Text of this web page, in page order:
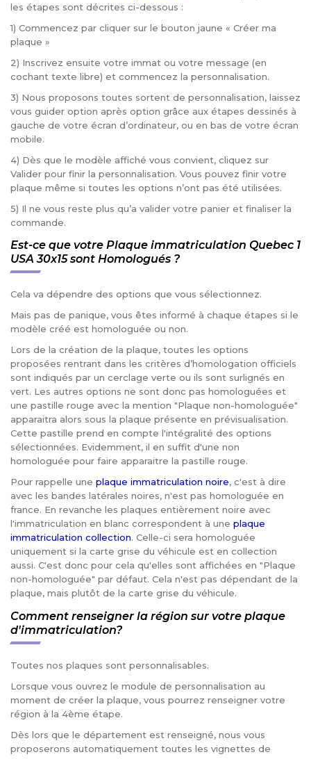
les étapes sont décrites ci-dessous :
1) Commencez par cliquer sur le bouton jaune « Créer ma
plaque »
2) Inscrivez ensuite votre immat ou votre message (en
cochant texte libre) et commencez la personnalisation.
3) Nous proposons toutes sortent de personnalisation, laissez
vous guider option après option grâce aux étapes dessinés à
gauche de votre écran d’ordinateur, ou en bas de votre écran
mobile.
4) Dès que le modèle affiché vous convient, cliquez sur
Valider pour finir la personnalisation. Vous pouvez finir votre
plaque même si toutes les options n’ont pas été utilisées.
5) Il ne vous reste plus qu’a valider votre panier et finaliser la
commande.
Est-ce que votre Plaque immatriculation Quebec 1
USA 30x15 sont Homologués ?
Cela va dépendre des options que vous sélectionnez.
Mais pas de panique, vous êtes informé à chaque étapes si le
modèle créé est homologuée ou non.
Lors de la création de la plaque, toutes les options
proposées rentrant dans les critères d’homologation officiels
sont indiqués par un cerclage verte ou ils sont surlignés en
vert. Les autres options ne sont donc pas homologuées et
une pastille rouge avec la mention "Plaque non-homologuée"
apparaitra alors sous la plaque présente en prévisualisation.
Cette pastille prend en compte l'intégralité des options
sélectionnées. Evidemment, il en suffit d'une non
homologuée pour faire apparaitre la pastille rouge.
Pour rappelle une plaque immatriculation noire, c'est à dire
avec les bandes latérales noires, n'est pas homologuée en
france. En revanche les plaques entièrement noire avec
l'immatriculation en blanc correspondent à une plaque
immatriculation collection. Celle-ci sera homologuée
uniquement si la carte grise du véhicule est en collection
aussi. C'est donc pour cela qu'elles sont affichées en "Plaque
non-homologuée" par défaut. Cela n'est pas dépendant de la
plaque, mais plutôt de la carte grise du véhicule.
Comment renseigner la région sur votre plaque
d'immatriculation?
Toutes nos plaques sont personnalisables.
Lorsque vous ouvrez le module de personnalisation au
moment de créer la plaque, vous pourrez renseigner votre
région à la 4ème étape.
Dès lors que le département est renseigné, nous vous
proposerons automatiquement toutes les vignettes de